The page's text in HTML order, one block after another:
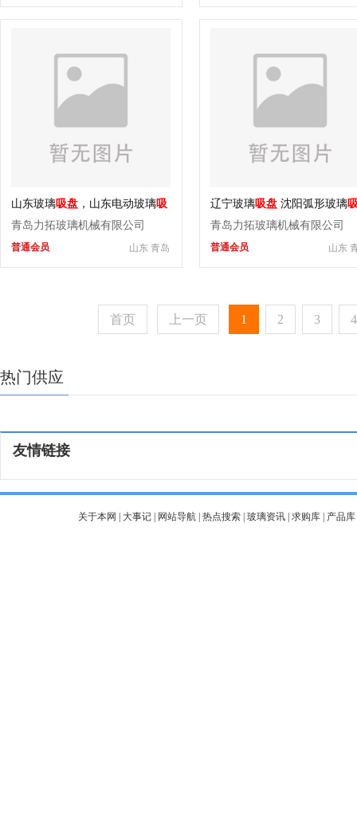
山东玻璃吸盘 ，山东电动玻璃吸
盘
青岛力拓玻璃机械有限公司
山东 青岛
普通会员
辽宁玻璃吸盘 沈阳弧形玻璃
青岛力拓玻璃机械有限公司
山东
普通会员
首页 上一页 1 2 3 4
热门供应
友情链接
关于本网 大事记 网站导航 热点搜索 玻璃资讯 求购库 产品库